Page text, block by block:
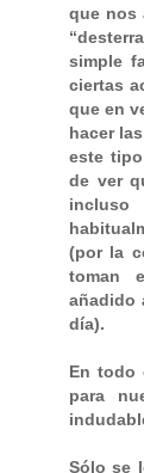
que nos
simple
ciertas
que en
hacer
este
de ver
(por la
toman
añadido
día).
En todo
para
Sólo se